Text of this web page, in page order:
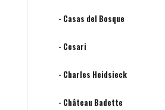
- Casas del Bosque
- Cesari
- Charles Heidsieck
- Château Badette